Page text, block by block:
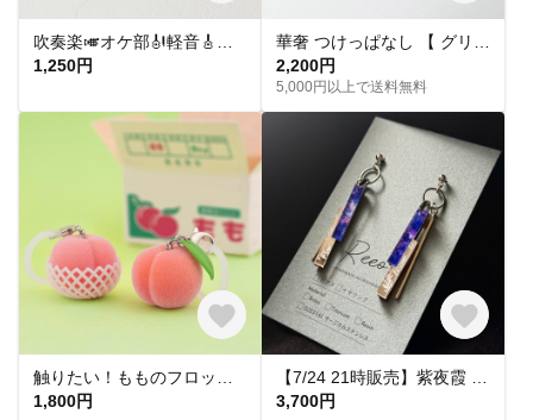
1,250円
2,200円
5,000円以上で送料無料
1,800円
3,700円